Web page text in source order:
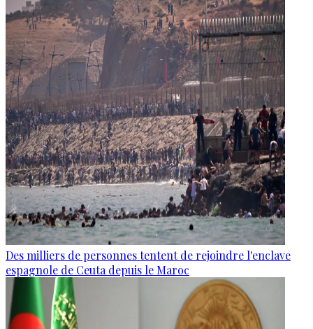
Des milliers de personnes tentent de rejoindre l'enclave
espagnole de Ceuta depuis le Maroc